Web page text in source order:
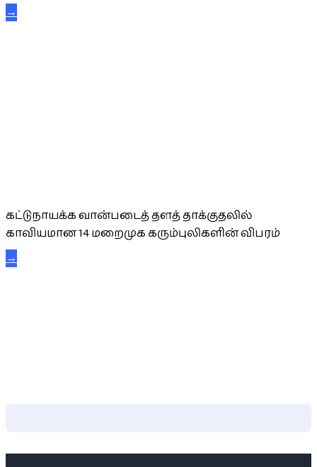
→
கட்டுநாயக்க வான்படைத் தளத் தாக்குதலில்
காவியமான 14 மறைமுக கரும்புலிகளின் விபரம்
→